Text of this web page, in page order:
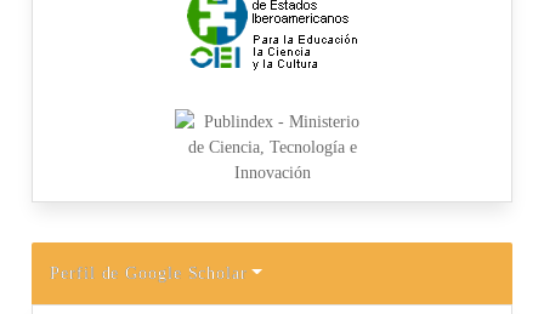
Perfil de Google Scholar